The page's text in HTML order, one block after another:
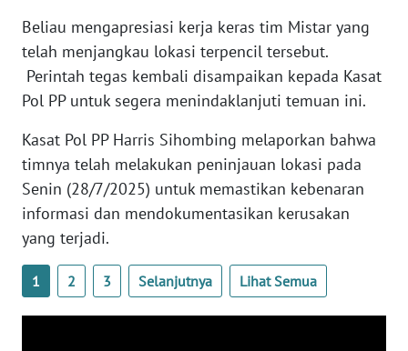
Beliau mengapresiasi kerja keras tim Mistar yang
telah menjangkau lokasi terpencil tersebut.
Perintah tegas kembali disampaikan kepada Kasat
Pol PP untuk segera menindaklanjuti temuan ini.
Kasat Pol PP Harris Sihombing melaporkan bahwa
timnya telah melakukan peninjauan lokasi pada
Senin (28/7/2025) untuk memastikan kebenaran
informasi dan mendokumentasikan kerusakan
yang terjadi.
1 2 3 Selanjutnya Lihat Semua
JATENG
WN
NUSANTARA
WN
JOGJA
WN
BALI